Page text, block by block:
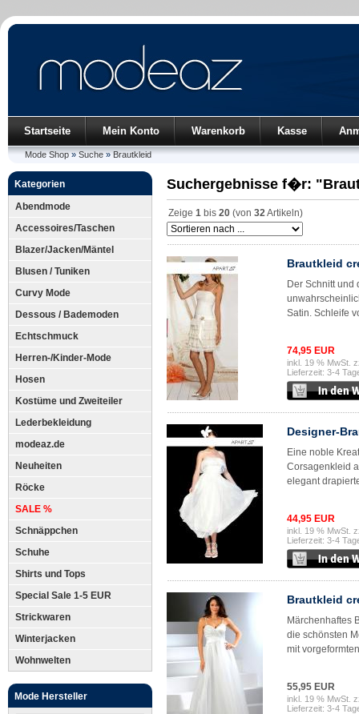
Startseite Mein Konto Warenkorb Kasse
Mode Shop»Suche»Brautkleid
Kategorien
Abendmode
Accessoires/Taschen
Blazer/Jacken/Mäntel
Blusen / Tuniken
Curvy Mode
Dessous / Bademoden
Echtschmuck
Herren-/Kinder-Mode
Hosen
Kostüme und Zweiteiler
Lederbekleidung
modeaz.de
Neuheiten
Röcke
SALE %
Schnäppchen
Schuhe
Shirts und Tops
Special Sale 1-5 EUR
Strickwaren
Winterjacken
Wohnwelten
Mode Hersteller
Suchergebnisse f�r:
Zeige 1 bis 20 (von 32Artikeln)
Brautkleid
Der Schnitt
Satin. Schleife
74,95 EUR
inkl. 19 % MwSt.
Lieferzeit: 3-4
Designer-
Eine noble
Corsagenkleid
elegant
44,95 EUR
inkl. 19 % MwSt.
Lieferzeit: 3-4
Brautkleid
Märchenhaftes
die schönsten
mit
55,95 EUR
inkl. 19 % MwSt.
Lieferzeit: 3-4